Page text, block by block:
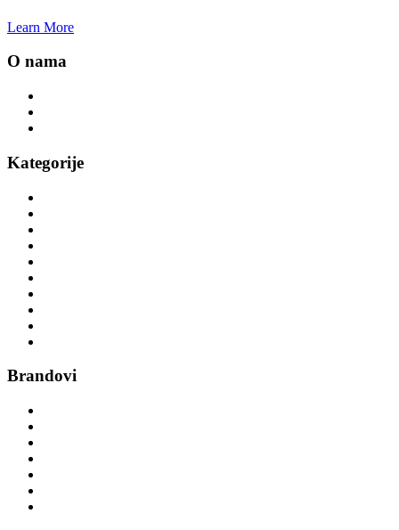
Learn More
O nama
Kategorije
Brandovi